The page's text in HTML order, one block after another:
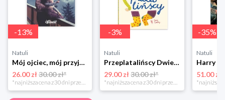
-13%
Natuli
Mój ojciec, mój przyjaciel Element
26.00 zł30.00 zł*
*najniższa cena z 30 dni przed obniżką
-3%
Natuli
Przeplatalińscy Dwie siostry
29.00 zł 30.00 zł*
*najniższa cena z 30 dni przed obniżką
-35%
Natuli
51.00 zł